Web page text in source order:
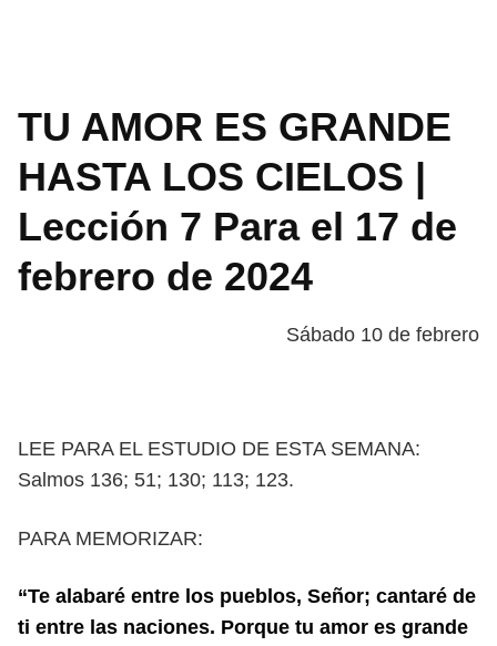
TU AMOR ES GRANDE
HASTA LOS CIELOS |
Lección 7 Para el 17 de
febrero de 2024
Sábado 10 de febrero
LEE PARA EL ESTUDIO DE ESTA SEMANA:
Salmos 136; 51; 130; 113; 123.
PARA MEMORIZAR:
“Te alabaré entre los pueblos, Señor; cantaré de
ti entre las naciones. Porque tu amor es grande